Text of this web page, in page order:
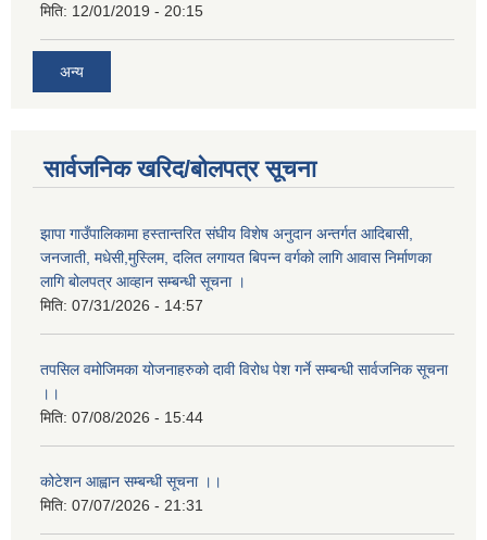
मिति: 12/01/2019 - 20:15
अन्य
सार्वजनिक खरिद/बोलपत्र सूचना
झापा गाउँपालिकामा हस्तान्तरित संघीय विशेष अनुदान अन्तर्गत आदिबासी,
जनजाती, मधेसी,मुस्लिम, दलित लगायत बिपन्न वर्गको लागि आवास निर्माणका
लागि बोलपत्र आव्हान सम्बन्धी सूचना ।
मिति: 07/31/2026 - 14:57
तपसिल वमोजिमका योजनाहरुको दावी विरोध पेश गर्ने सम्बन्धी सार्वजनिक सूचना
।।
मिति: 07/08/2026 - 15:44
कोटेशन आह्वान सम्बन्धी सूचना ।।
मिति: 07/07/2026 - 21:31